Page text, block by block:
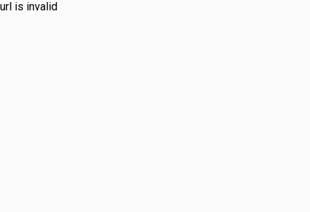
url is invalid